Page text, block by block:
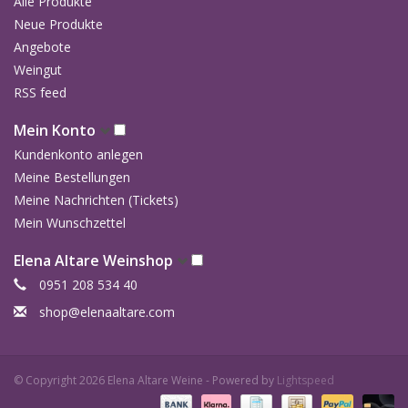
Lage
Boden
Vinfikation
Anzahl der
Flaschen
6.000
Vinous -
Antonio Galloni
90 P
Neue Produkte
Angebote
Weingut
RSS feed
Mein Konto
Kundenkonto anlegen
Meine Bestellungen
Meine Nachrichten (Tickets)
Mein Wunschzettel
Elena Altare Weinshop
0951 208 534 40
shop@elenaaltare.com
© Copyright 2026 Elena Altare Weine - Powered by Lightspeed